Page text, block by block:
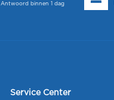
Antwoord binnen 1 dag
Service Center